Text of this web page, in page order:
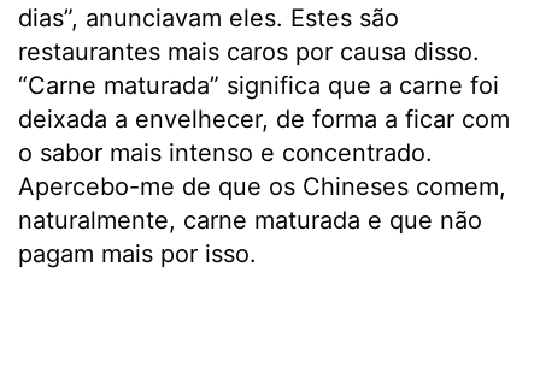
dias”, anunciavam eles. Estes são
restaurantes mais caros por causa disso.
“Carne maturada” significa que a carne foi
deixada a envelhecer, de forma a ficar com
o sabor mais intenso e concentrado.
Apercebo-me de que os Chineses comem,
naturalmente, carne maturada e que não
pagam mais por isso.